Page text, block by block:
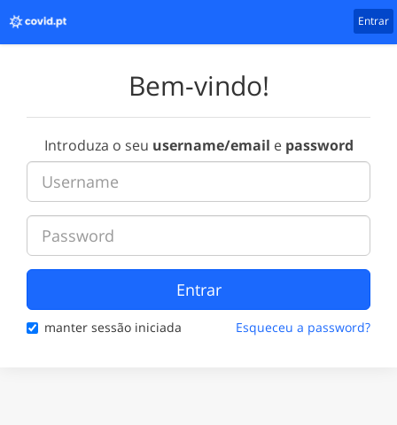
Entrar
Bem-vindo!
Introduza o seu username/email e password
Entrar
manter sessão iniciada Esqueceu a password?